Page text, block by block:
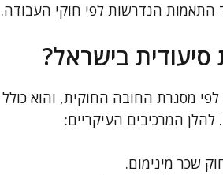
התאמות הנדרשות לפי חוקי העבודה.
בישראל?
מסגרת החובה החוקית, והוא
המרכיבים העיקריים:
שכר מינימום.